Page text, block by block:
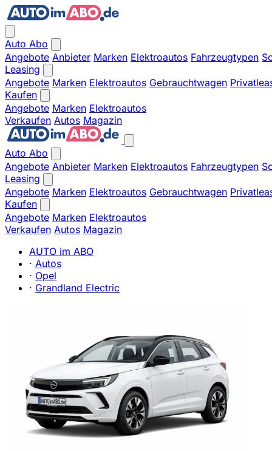
Auto Abo
Angebote Anbieter Marken Elektroautos Fahrzeugtypen
Leasing
Angebote Marken Elektroautos Gebrauchtwagen
Kaufen
Angebote Marken Elektroautos
Verkaufen Autos Magazin
Auto Abo
Angebote Anbieter Marken Elektroautos Fahrzeugtypen
Leasing
Angebote Marken Elektroautos Gebrauchtwagen
Kaufen
Angebote Marken Elektroautos
Verkaufen Autos Magazin
AUTO im ABO
· Autos
· Opel
· Grandland Electric